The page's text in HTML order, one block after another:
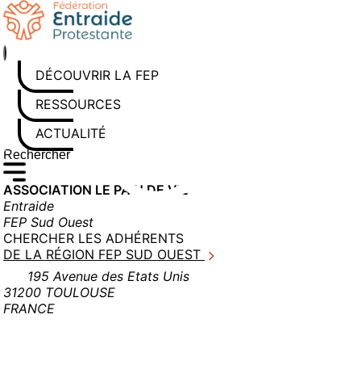
Aller
au
contenu
DÉCOUVRIR LA FEP
RESSOURCES
ACTUALITÉS
Rechercher sur le site
Saisissez au moins 3 caractères pour lancer la recherche
ASSOCIATION LE PAIN DE VIE
Entraide
FEP Sud Ouest
CHERCHER LES ADHÉRENTS
DE LA RÉGION FEP SUD OUEST
195 Avenue des Etats Unis
31200 TOULOUSE
FRANCE